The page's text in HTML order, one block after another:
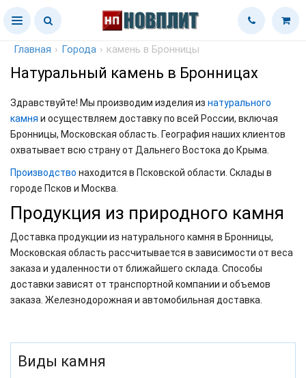
Главная › Города › камень в Бронницы
Натуральный камень в Бронницах
Здравствуйте! Мы производим изделия из натурального
камня и осуществляем доставку по всей России, включая
Бронницы, Московская область. География наших клиентов
охватывает всю страну от Дальнего Востока до Крыма.
Производство находится в Псковской области. Склады в
городе Псков и Москва.
Продукция из природного камня
Доставка продукции из натурального камня в Бронницы,
Московская область рассчитывается в зависимости от веса
заказа и удаленности от ближайшего склада. Способы
доставки зависят от транспортной компании и объемов
заказа. Железнодорожная и автомобильная доставка.
Виды камня